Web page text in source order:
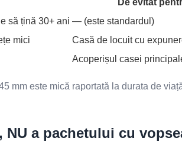
De evitat
să țină 30+ ani — (este standardul)
mici
Casă de locuit cu
Acoperișul casei
mm este mică raportată la durata de
NU a pachetului cu